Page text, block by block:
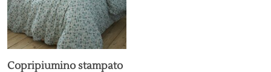
Copripiumino stampato